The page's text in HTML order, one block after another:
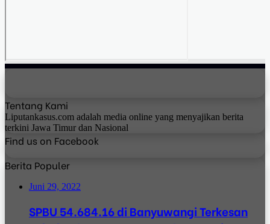
Tentang Kami
Liputankasus.com adalah media online yang menyajikan berita
terkini Jawa Timur dan Nasional
Find us on Facebook
Berita Populer
Juni 29, 2022
SPBU 54.684.16 di Banyuwangi Terkesan